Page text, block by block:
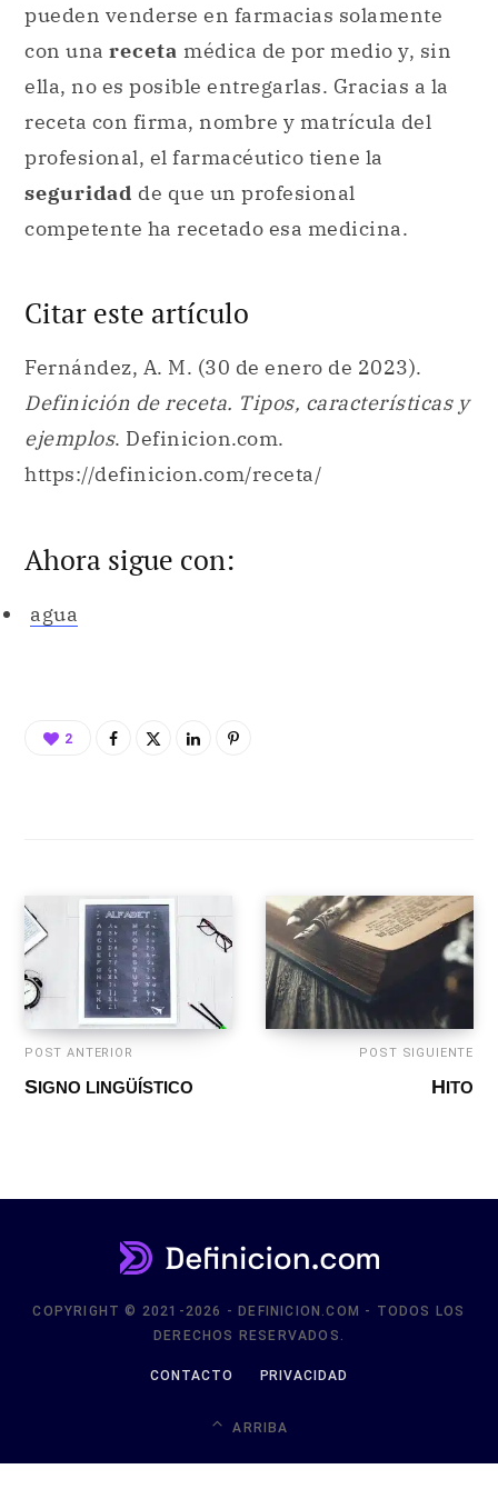
pueden venderse en farmacias solamente
con una receta médica de por medio y, sin
ella, no es posible entregarlas. Gracias a la
receta con firma, nombre y matrícula del
profesional, el farmacéutico tiene la
seguridad de que un profesional
competente ha recetado esa medicina.
Citar este artículo
Fernández, A. M. (30 de enero de 2023).
Definición de receta. Tipos, características y
ejemplos. Definicion.com.
https://definicion.com/receta/
Ahora sigue con:
agua
2
POST ANTERIOR
SIGNO LINGÜÍSTICO
POST SIGUIENTE
HITO
COPYRIGHT © 2021-2026 - DEFINICION.COM - TODOS LOS
DERECHOS RESERVADOS.
CONTACTO PRIVACIDAD
ARRIBA